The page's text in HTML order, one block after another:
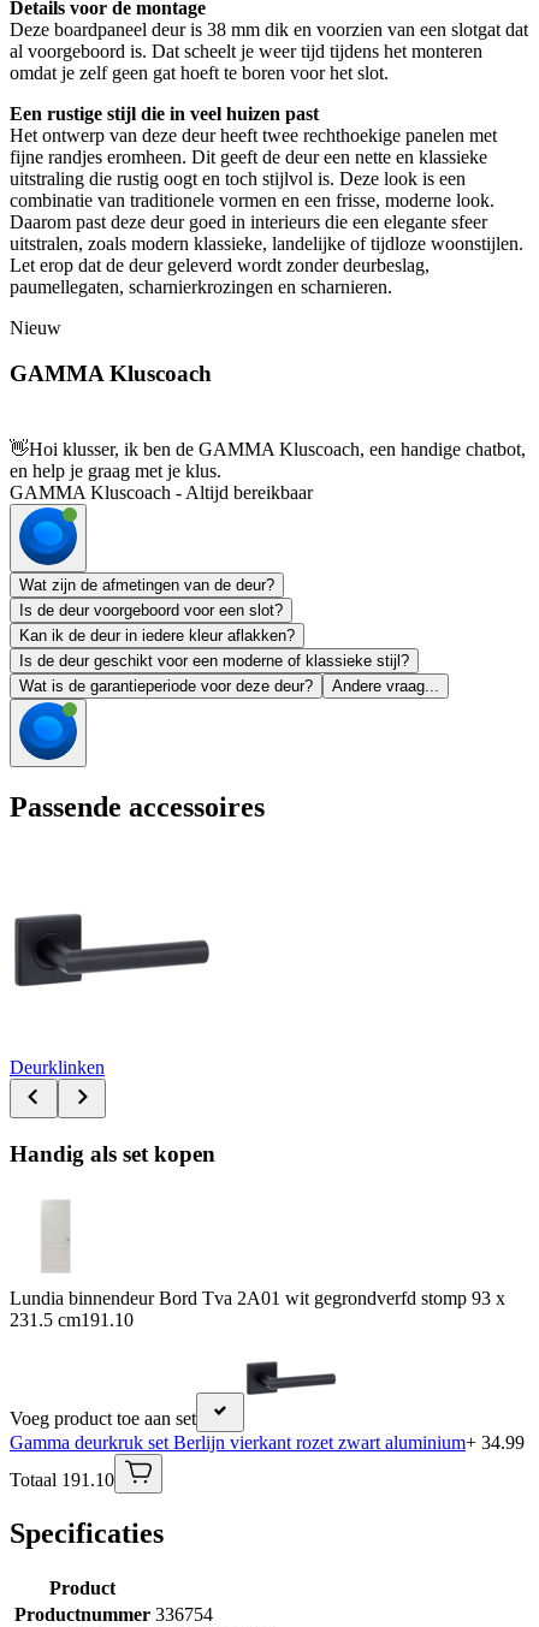
Details voor de montage
Deze boardpaneel deur is 38 mm dik en voorzien van een slotgat dat
al voorgeboord is. Dat scheelt je weer tijd tijdens het monteren
omdat je zelf geen gat hoeft te boren voor het slot.
Een rustige stijl die in veel huizen past
Het ontwerp van deze deur heeft twee rechthoekige panelen met
fijne randjes eromheen. Dit geeft de deur een nette en klassieke
uitstraling die rustig oogt en toch stijlvol is. Deze look is een
combinatie van traditionele vormen en een frisse, moderne look.
Daarom past deze deur goed in interieurs die een elegante sfeer
uitstralen, zoals modern klassieke, landelijke of tijdloze woonstijlen.
Let erop dat de deur geleverd wordt zonder deurbeslag,
paumellegaten, scharnierkrozingen en scharnieren.
Nieuw
GAMMA Kluscoach
👋Hoi klusser, ik ben de GAMMA Kluscoach, een handige chatbot,
en help je graag met je klus.
GAMMA Kluscoach - Altijd bereikbaar
Wat zijn de afmetingen van de deur?
Is de deur voorgeboord voor een slot?
Kan ik de deur in iedere kleur aflakken?
Is de deur geschikt voor een moderne of klassieke stijl?
Wat is de garantieperiode voor deze deur?
Andere vraag...
Passende accessoires
Deurklinken
Handig als set kopen
Lundia binnendeur Bord Tva 2A01 wit gegrondverfd stomp 93 x
231.5 cm191.10
Voeg product toe aan set
Gamma deurkruk set Berlijn vierkant rozet zwart aluminium+ 34.99
Totaal 191.10
Specificaties
Product
Productnummer 336754